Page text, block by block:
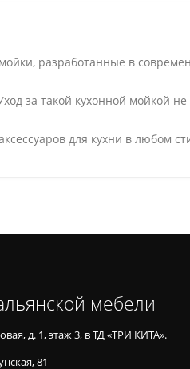
разработанные в
за такой кухонной мойкой
для кухни в любом
мебели
д. 1, этаж 3, в ТД «ТРИ КИТА».
81